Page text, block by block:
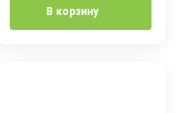
В корзину